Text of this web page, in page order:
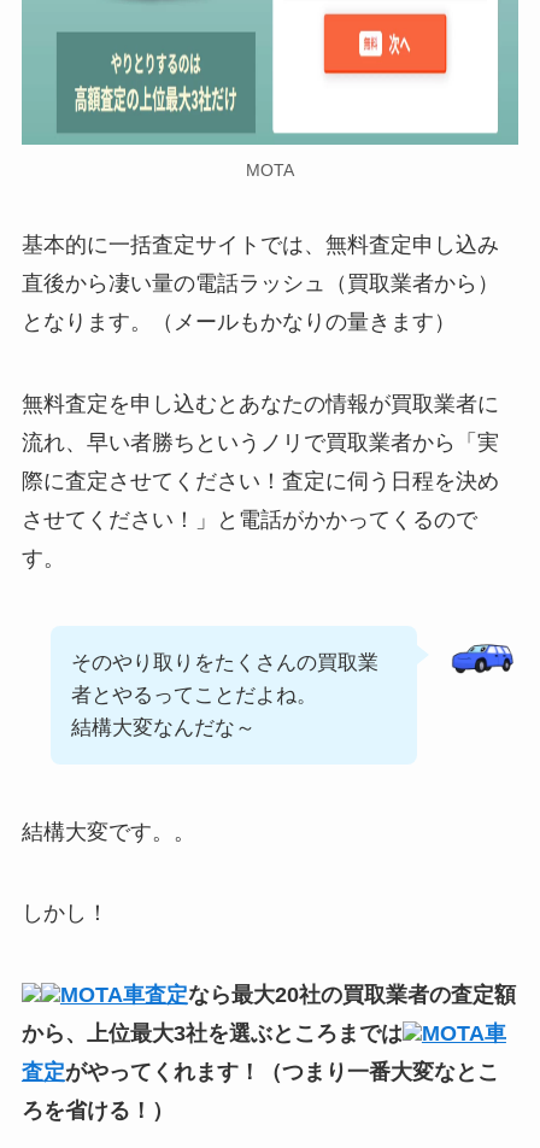
MOTA
基本的に一括査定サイトでは、無料査定申し込み
直後から凄い量の電話ラッシュ（買取業者から）
となります。（メールもかなりの量きます）
無料査定を申し込むとあなたの情報が買取業者に
流れ、早い者勝ちというノリで買取業者から「実
際に査定させてください！査定に伺う日程を決め
させてください！」と電話がかかってくるので
す。
そのやり取りをたくさんの買取業
者とやるってことだよね。
結構大変なんだな～
結構大変です。。
しかし！
MOTA車査定なら最大20社の買取業者の査定額
から、上位最大3社を選ぶところまでは
MOTA車
査定がやってくれます！（つまり一番大変なとこ
ろを省ける！）